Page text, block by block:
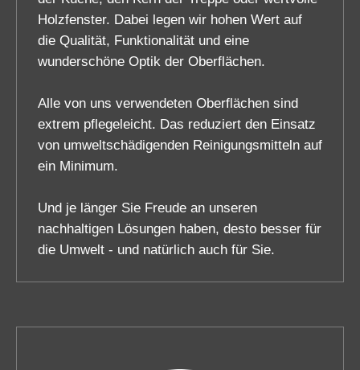
Holzfenster. Dabei legen wir hohen Wert auf
die Qualität, Funktionalität und eine
wunderschöne Optik der Oberflächen.
Alle von uns verwendeten Oberflächen sind
extrem pflegeleicht. Das reduziert den Einsatz
von umweltschädigenden Reinigungsmitteln auf
ein Minimum.
Und je länger Sie Freude an unseren
nachhaltigen Lösungen haben, desto besser für
die Umwelt - und natürlich auch für Sie.